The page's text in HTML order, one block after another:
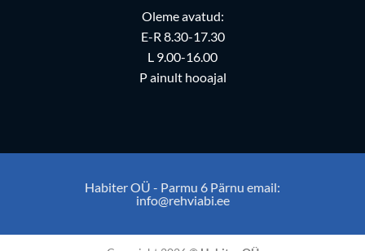
Oleme avatud:
E-R 8.30-17.30
L 9.00-16.00
P ainult hooajal
Habiter OÜ - Parmu 6 Pärnu email:
info@rehviabi.ee